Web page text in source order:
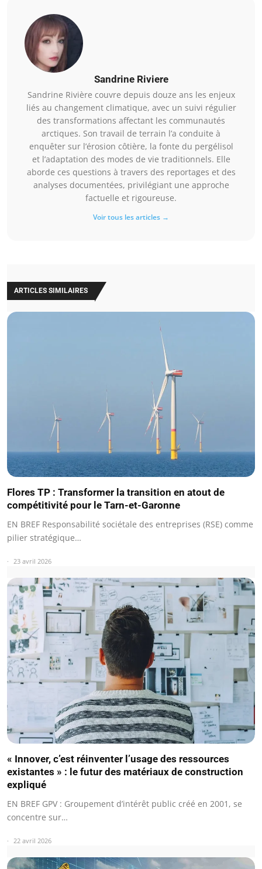
Sandrine Riviere
Sandrine Rivière couvre depuis douze ans les enjeux
liés au changement climatique, avec un suivi régulier
des transformations affectant les communautés
arctiques. Son travail de terrain l’a conduite à
enquêter sur l’érosion côtière, la fonte du pergélisol
et l’adaptation des modes de vie traditionnels. Elle
aborde ces questions à travers des reportages et des
analyses documentées, privilégiant une approche
factuelle et rigoureuse.
Voir tous les articles →
ARTICLES SIMILAIRES
Flores TP : Transformer la transition en atout de
compétitivité pour le Tarn-et-Garonne
EN BREF Responsabilité sociétale des entreprises (RSE) comme
pilier stratégique…
23 avril 2026
« Innover, c’est réinventer l’usage des ressources
existantes » : le futur des matériaux de construction
expliqué
EN BREF GPV : Groupement d’intérêt public créé en 2001, se
concentre sur…
22 avril 2026